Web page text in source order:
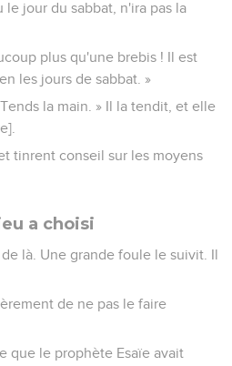
jour du sabbat, n'ira pas la
plus qu'une brebis ! Il est
les jours de sabbat. »
la main. » Il la tendit, et elle
tinrent conseil sur les moyens
a choisi
là. Une grande foule le suivit. Il
de ne pas le faire
que le prophète Esaïe avait